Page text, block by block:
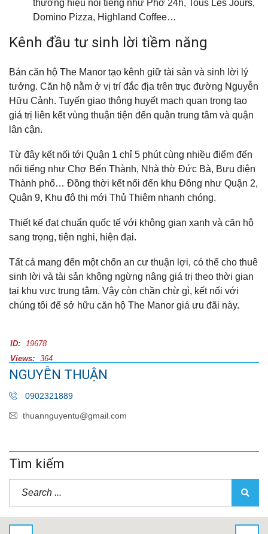
thương hiệu nổi tiếng như Phở 24h, Tous Les Jours,
Domino Pizza, Highland Coffee…
Kênh đầu tư sinh lời tiềm năng
Bán căn hộ The Manor tạo kênh giữ tài sản và sinh lời lý
tưởng. Căn hộ nằm ở vị trí đắc địa trên trục đường Nguyễn
Hữu Cảnh. Tuyến giao thông huyết mạch quan trọng tạo
giá trị liên kết vùng thuận tiện đến quận trung tâm và quận
lân cận.
Từ đây kết nối tới Quận 1 chỉ 5 phút cùng nhiều điểm đến
nổi tiếng như Chợ Bến Thành, Nhà thờ Đức Bà, Bưu điện
Thành phố… Đồng thời kết nối đến khu Đông như Quận 2,
Quận 9, Khu đô thị mới Thủ Thiêm nhanh chóng.
Thiết kế đạt chuẩn quốc tế với không gian xanh và căn hộ
sang trọng, tiện nghi, hiện đại.
Tất cả mang đến một chốn an cư thuận lợi, có thể cho thuê
sinh lời và tài sản không ngừng nâng giá trị theo thời gian
tại khu vực trung tâm. Vậy còn chần chừ gì, kết nối với
chúng tôi để sở hữu căn hộ The Manor giá ưu đãi này.
ID:
19678
Views: 364
NGUYỄN THUẬN
0902321889
thuannguyentu@gmail.com
Tìm kiếm